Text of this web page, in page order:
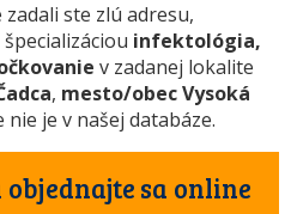
zadali ste zlú adresu,
infektológia,
v zadanej lokalite
, mesto/obec Vysoká
nie je v našej databáze.
sa online